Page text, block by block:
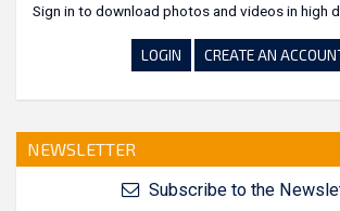
Sign in to download photos and videos in high
LOGIN CREATE AN
NEWSLETTER
Subscribe to the